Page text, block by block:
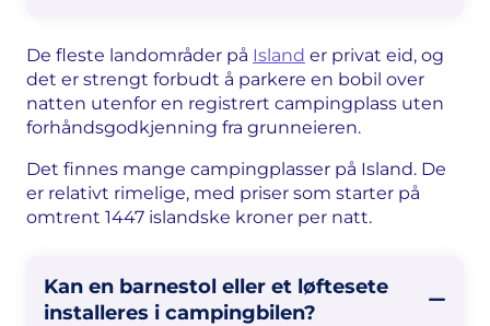
De fleste landområder på Island er privat eid, og
det er strengt forbudt å parkere en bobil over
natten utenfor en registrert campingplass uten
forhåndsgodkjenning fra grunneieren.
Det finnes mange campingplasser på Island. De
er relativt rimelige, med priser som starter på
omtrent 1447 islandske kroner per natt.
Kan en barnestol eller et løftesete
installeres i campingbilen?